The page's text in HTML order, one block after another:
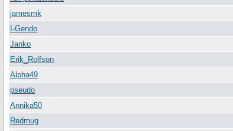
jamesmk
I-Gendo
Janko
Erik_Rolfson
Alpha49
pseudo
Annika50
Redmug